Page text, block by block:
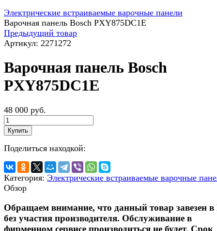
Электрические встраиваемые варочные панели
Варочная панель Bosch PXY875DC1E
Предыдущий товар
Артикул: 2271272
Варочная панель Bosch
PXY875DC1E
48 000 руб.
Купить
Поделиться находкой:
Категория: Электрические встраиваемые варочные
Обзор
Обращаем внимание, что данный товар завезен
без участия производителя. Обслуживание в
фирменном сервисе производиться не будет. Срок